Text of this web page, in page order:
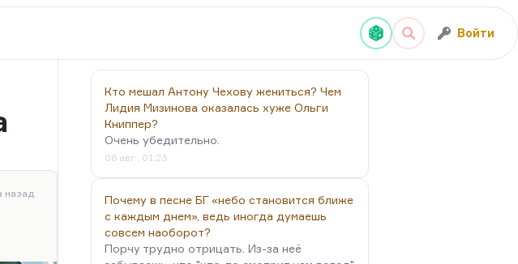
Войти
назад
Кто мешал Антону Чехову жениться? Чем
Лидия Мизинова оказалась хуже Ольги
Книппер?
Очень убедительно.
06 авг., 01:23
Почему в песне БГ «небо становится ближе
с каждым днем», ведь иногда думаешь
совсем наоборот?
Порчу трудно отрицать. Из-за неё